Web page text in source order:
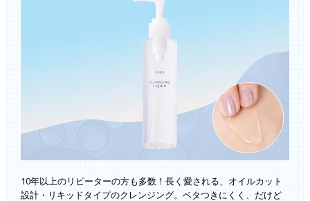
10年以上のリピーターの方も多数！長く愛される、オイルカット
設計・リキッドタイプのクレンジング。ベタつきにくく、だけど